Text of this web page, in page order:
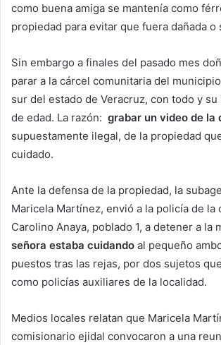
como buena amiga se mantenía como
propiedad para evitar que fuera dañada o
Sin embargo a finales del pasado mes
parar a la cárcel comunitaria del
sur del estado de Veracruz, con todo y
de edad. La razón: grabar un video de la
supuestamente ilegal, de la propiedad
cuidado.
Ante la defensa de la propiedad, la
Maricela Martínez, envió a la policía de la
Carolino Anaya, poblado 1, a detener a la
señora estaba cuidando al pequeño
puestos tras las rejas, por dos sujetos
como policías auxiliares de la localidad.
Medios locales relatan que Maricela
comisionario ejidal convocaron a una